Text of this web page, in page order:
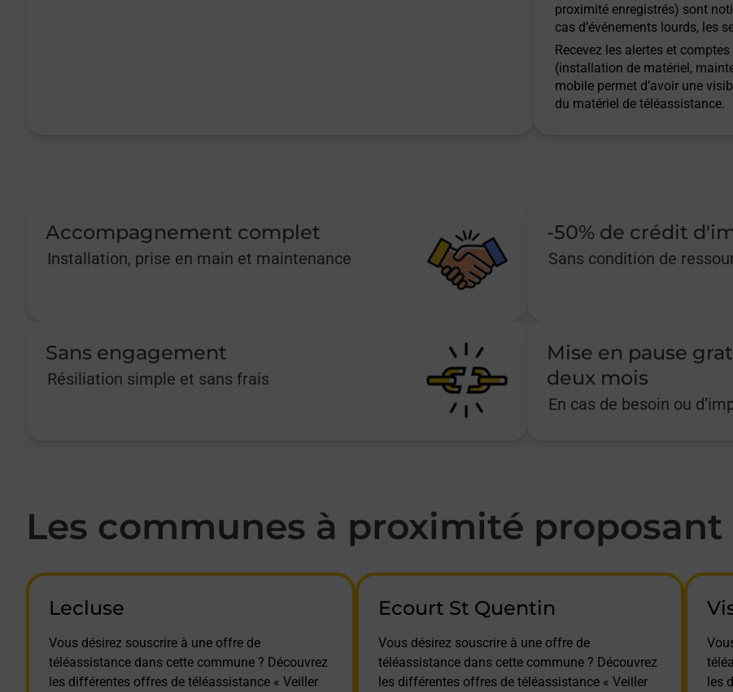
proximité enregistrés) sont
cas d’événements lourds, les
Recevez les alertes et
(installation de matériel,
mobile permet d’avoir une
du matériel de téléassistance.
Accompagnement complet
Installation, prise en main et maintenance
-50% de crédit
Sans condition de
Sans engagement
Résiliation simple et sans frais
Mise en pause
deux mois
En cas de besoin ou
Les communes à proximité
Lecluse
Vous désirez souscrire à une offre de
téléassistance dans cette commune ? Découvrez
les différentes offres de téléassistance « Veiller
Ecourt St Quentin
Vous désirez souscrire à une offre de
téléassistance dans cette commune ? Découvrez
les différentes offres de téléassistance « Veiller
les